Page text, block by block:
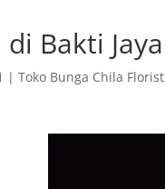
Bakti Jaya
|Toko Bunga Chila Florist